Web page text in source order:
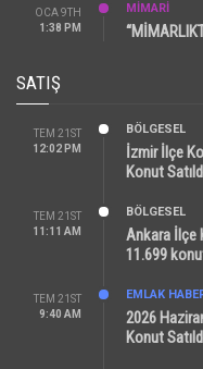
OCA 9TH
1:38 PM
MİMARİ
SATIŞ
TEM 21ST
12:02 PM
BÖLGESEL
İzmir İlçe
Konut
TEM 21ST
11:11 AM
BÖLGESEL
Ankara İlçe
11.699
TEM 21ST
9:40 AM
EMLAK
2026
Konut